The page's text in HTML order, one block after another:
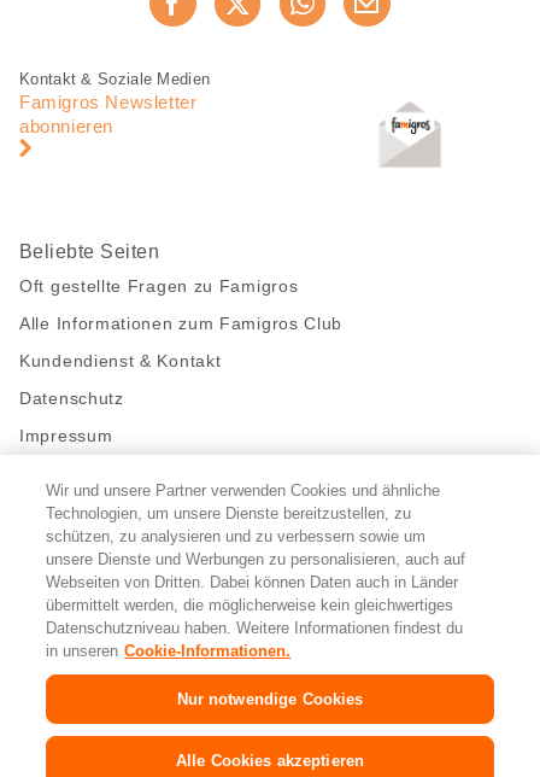
Jetzt weiterempfehlen
Fusszeile
Fusszeile
Navigation
Kontakt & Soziale Medien
Famigros Newsletter
abonnieren
Beliebte Seiten
Oft gestellte Fragen zu Famigros
Alle Informationen zum Famigros Club
Kundendienst & Kontakt
Datenschutz
Impressum
Bleibe mit uns in Kontakt
Facebook
https://twitter.com/migros
https://www.youtube.com/user/
PinterestInstagram
Cookie-Einstellungen
© 2026 Migros-Genossenschafts-Bund
FR IT
Wir und unsere Partner verwenden Cookies und ähnliche
Technologien, um unsere Dienste bereitzustellen, zu
schützen, zu analysieren und zu verbessern sowie um
unsere Dienste und Werbungen zu personalisieren, auch auf
Webseiten von Dritten. Dabei können Daten auch in Länder
übermittelt werden, die möglicherweise kein gleichwertiges
Datenschutzniveau haben. Weitere Informationen findest du
in unseren Cookie-Informationen.
Nur notwendige Cookies
Alle Cookies akzeptieren